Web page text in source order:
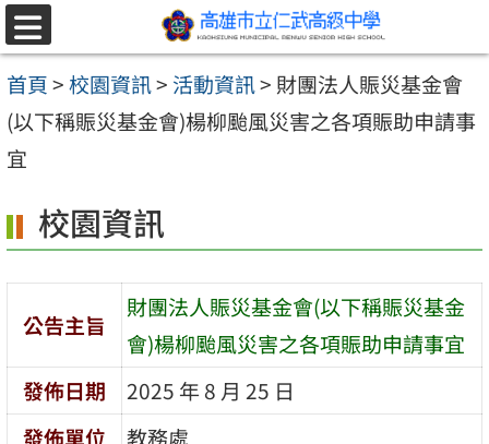
跳至主要內容區
選
單
首頁>校園資訊> 活動資訊> 財團法人賑災基金會
(以下稱賑災基金會)楊柳颱風災害之各項賑助申請事
宜
校園資訊
公告主旨
財團法人賑災基金會(以下稱賑災基金
會)楊柳颱風災害之各項賑助申請事宜
發佈日期
2025 年 8 月 25 日
發佈單位
教務處